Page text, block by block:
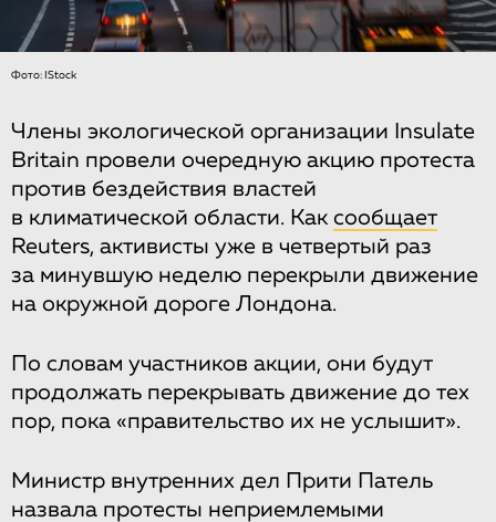
Фото: IStock
Члены экологической организации Insulate
Britain провели очередную акцию протеста
против бездействия властей
в климатической области. Как сообщает
Reuters, активисты уже в четвертый раз
за минувшую неделю перекрыли движение
на окружной дороге Лондона.
По словам участников акции, они будут
продолжать перекрывать движение до тех
пор, пока «правительство их не услышит».
Министр внутренних дел Прити Патель
назвала протесты неприемлемыми